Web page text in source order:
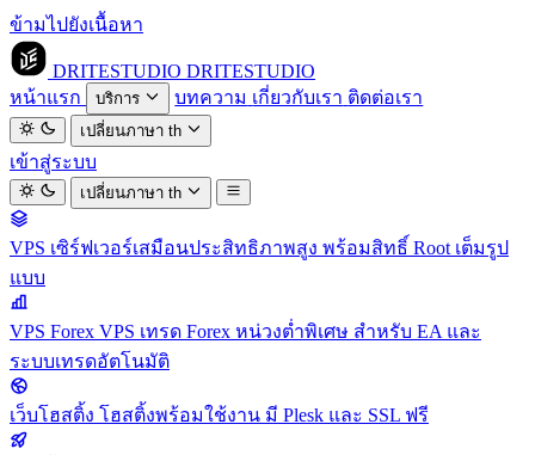
ข้ามไปยังเนื้อหา
DRITESTUDIO DRITESTUDIO
หน้าแรก
บริการ บทความ เกี่ยวกับเรา ติดต่อเรา
เปลี่ยนภาษาth
เข้าสู่ระบบ
เปลี่ยนภาษาth
VPS เซิร์ฟเวอร์เสมือนประสิทธิภาพสูง พร้อมสิทธิ์ Root เต็มรูป
แบบ
VPS Forex VPS เทรด Forex หน่วงต่ำพิเศษ สำหรับ EA และ
ระบบเทรดอัตโนมัติ
เว็บโฮสติ้ง โฮสติ้งพร้อมใช้งาน มี Plesk และ SSL ฟรี